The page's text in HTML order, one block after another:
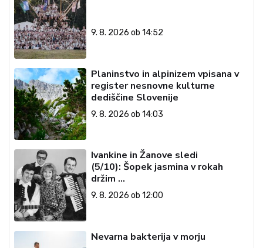
9. 8. 2026 ob 14:52
Planinstvo in alpinizem vpisana v
register nesnovne kulturne
dediščine Slovenije
9. 8. 2026 ob 14:03
Ivankine in Žanove sledi
(5/10): Šopek jasmina v rokah
držim …
9. 8. 2026 ob 12:00
Nevarna bakterija v morju